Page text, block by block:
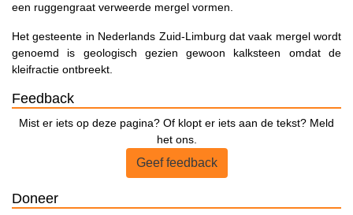
een ruggengraat verweerde mergel vormen.
Het gesteente in Nederlands Zuid-Limburg dat vaak mergel wordt
genoemd is geologisch gezien gewoon kalksteen omdat de
kleifractie ontbreekt.
Feedback
Mist er iets op deze pagina? Of klopt er iets aan de tekst? Meld
het ons.
Geef feedback
Doneer